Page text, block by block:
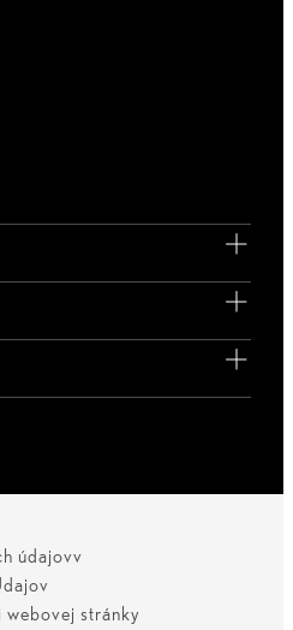
údajovv
stránky